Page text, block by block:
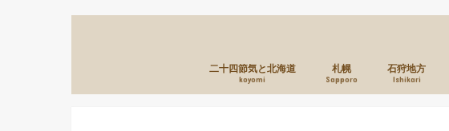
二十四節気と北海道
koyomi
札幌
Sapporo
石狩地方
Ishikari